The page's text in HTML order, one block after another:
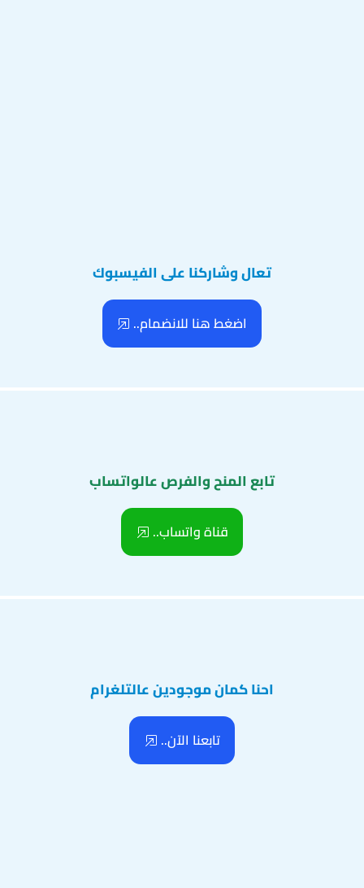
تعال وشاركنا على الفيسبوك
اضغط هنا للانضمام..
تابع المنح والفرص عالواتساب
قناة واتساب..
احنا كمان موجودين عالتلغرام
تابعنا الآن..